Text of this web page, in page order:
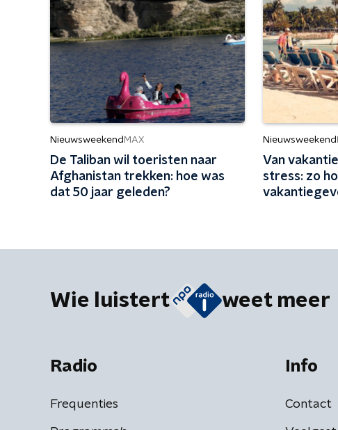
Nieuwsweekend MAX
De Taliban wil toeristen naar
Afghanistan trekken: hoe was
dat 50 jaar geleden?
Nieuwsweekend
Van
stress: zo
Wie luistert weet meer
Radio
Frequenties
Info
Contact